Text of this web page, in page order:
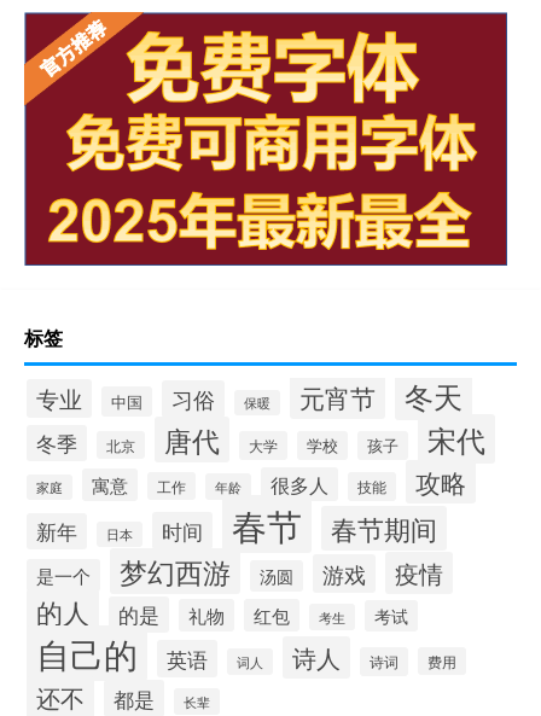
标签
专业 中国 习俗 保暖 元宵节 冬天
冬季 北京 唐代 大学 学校 孩子 宋代
家庭 寓意 工作 年龄 很多人 技能 攻略
新年 日本 时间 春节 春节期间
是一个 梦幻西游 汤圆 游戏 疫情
的人 的是 礼物 红包 考生 考试
自己的 英语 词人 诗人 诗词 费用
还不 都是 长辈